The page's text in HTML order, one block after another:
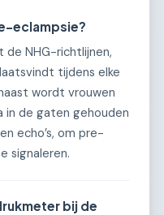
eclampsie?
NHG-richtlijnen,
tijdens elke
wordt vrouwen
de gaten gehouden
echo’s, om pre-
signaleren.
bij de